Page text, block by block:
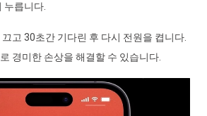
누릅니다.
고 30초간 기다린 후 다시 전원을 켭니다.
경미한 손상을 해결할 수 있습니다.